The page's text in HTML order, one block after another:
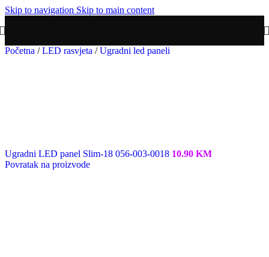
Skip to navigation Skip to main content
Početna / LED rasvjeta / Ugradni led paneli
Ugradni LED panel Slim-18 056-003-0018 10.90 KM
Povratak na proizvode